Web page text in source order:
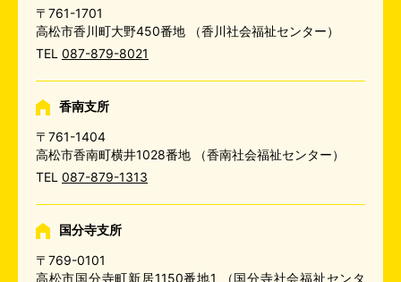
〒761-1701
高松市香川町大野450番地
（香川社会福祉センター）
TEL 087-879-8021
香南支所
〒761-1404
高松市香南町横井1028番地
（香南社会福祉センター）
TEL 087-879-1313
国分寺支所
〒769-0101
高松市国分寺町新居1150番地1
（国分寺社会福祉センタ